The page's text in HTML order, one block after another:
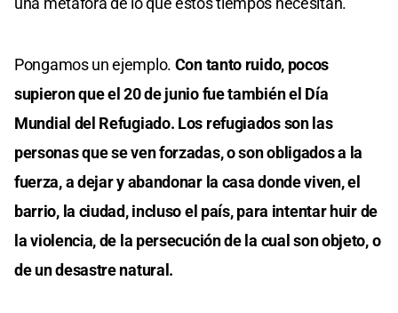
Pongamos un ejemplo. Con tanto ruido, pocos
supieron que el 20 de junio fue también el Día
Mundial del Refugiado. Los refugiados son las
personas que se ven forzadas, o son obligados a la
fuerza, a dejar y abandonar la casa donde viven, el
barrio, la ciudad, incluso el país, para intentar huir de
la violencia, de la persecución de la cual son objeto, o
de un desastre natural.